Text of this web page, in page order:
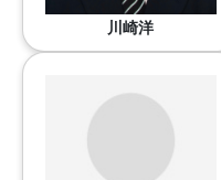
川崎洋